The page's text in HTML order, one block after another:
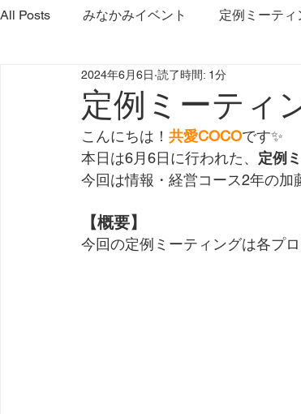
All Posts みなかみイベント 定例ミーティ
やま・さと応緑隊 イベント
みなかみ町観光協会 プロジェクト
利根沼田宝物グランプリ大会
定例ミーティ
2024年6月6日 読了時間: 1分
こんにちは！ 共愛COCOです✨
本日は6月6日に行われた、 定例
今回は情報・経営コース2年の加
【概要】
今回の定例ミーティングは各プ